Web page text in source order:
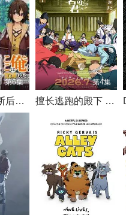
第6集
你们先走我断后于是10年后我成为了传说
第4集
擅长逃跑的殿下 第二季